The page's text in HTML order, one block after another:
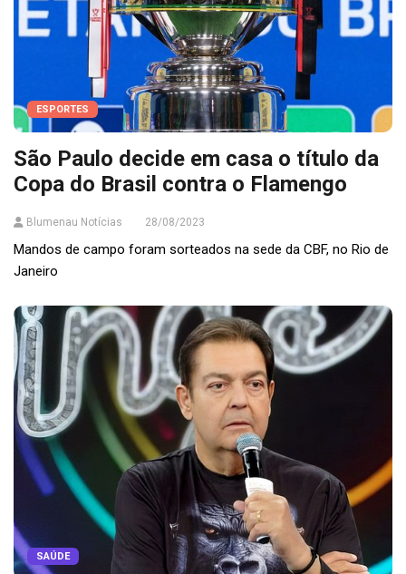
ESPORTES
São Paulo decide em casa o título da
Copa do Brasil contra o Flamengo
Blumenau Notícias 28/08/2023
Mandos de campo foram sorteados na sede da CBF, no Rio de
Janeiro
SAÚDE